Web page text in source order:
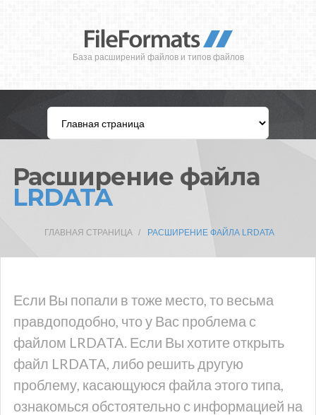
База расширений файлов и типов файлов
Расширение файла
LRDATA
ГЛАВНАЯ СТРАНИЦА РАСШИРЕНИЕ ФАЙЛА LRDATA
Если Вы попали в тоже место, то весьма
правдоподобно, что у Вас проблема с
файлом LRDATA. Если Вы хотите открыть
файл LRDATA, либо решить другую
проблему, касающуюся файла этого типа,
ознакомься обстоятельно с информацией на